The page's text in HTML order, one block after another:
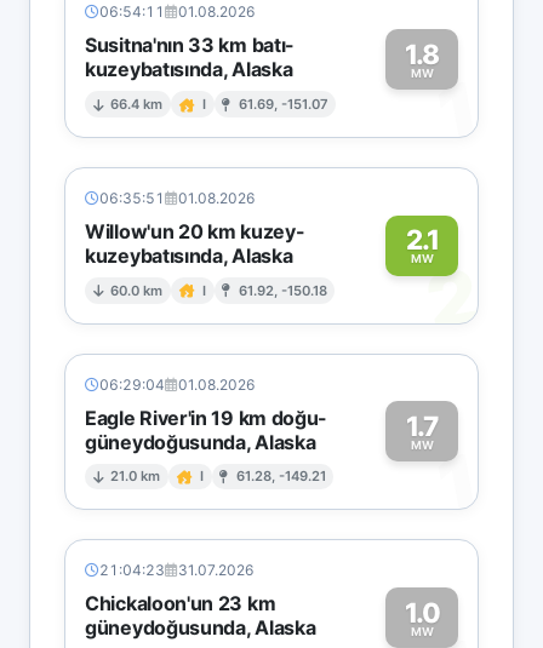
06:54:11 01.08.2026
Susitna'nın 33 km batı-
kuzeybatısında, Alaska
66.4 km I 61.69, -151.07
1.8
MW1
06:35:51 01.08.2026
Willow'un 20 km kuzey-
kuzeybatısında, Alaska
60.0 km I 61.92, -150.18
2.1
MW
2
06:29:04 01.08.2026
Eagle River'in 19 km doğu-
güneydoğusunda, Alaska
21.0 km I 61.28, -149.21
1.7
MW1
21:04:23 31.07.2026
Chickaloon'un 23 km
güneydoğusunda, Alaska
1.0
MW